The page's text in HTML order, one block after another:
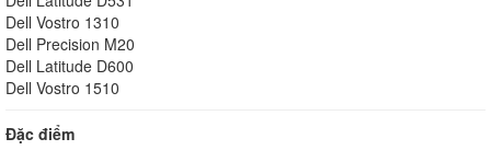
Dell Vostro 1310
Dell Precision M20
Dell Latitude D600
Dell Vostro 1510
Đặc điểm